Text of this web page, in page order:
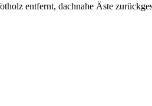
entfernt, dachnahe Äste